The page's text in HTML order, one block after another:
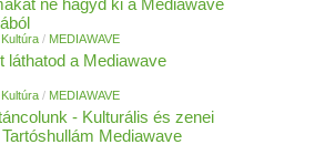
Kultúra / MEDIAWAVE
láthatod a Mediawave
Kultúra / MEDIAWAVE
- Kulturális és zenei
Mediawave